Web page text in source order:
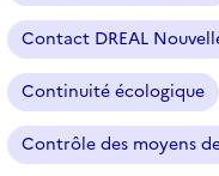
Contact DREAL
Continuité écologique
Contrôle des moyens